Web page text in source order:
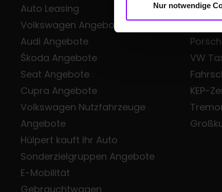
Nur notwendige
Auto Leasing
Volkswagen Angebote
Audi Angebote
Škoda Angebote
Seat Angebote
Cupra Angebote
Volkswagen Nutzfahrzeuge
Angebote
Hülpert kauft Ihr Auto
Sonderzielgruppen Angebote
E-Mobilität
Gebrauchtwagen
Škoda
Audi
VW
KEP-